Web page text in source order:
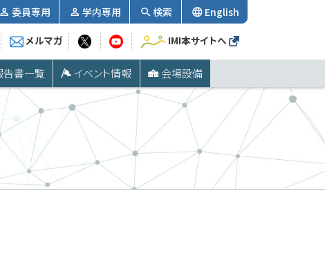
告書一覧 イベント情報 会場設備
委員専用 学内専用 検索 English
メルマガ IMI本サイトへ